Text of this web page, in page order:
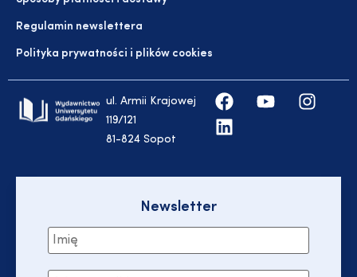
Regulamin newslettera
Polityka prywatności i plików cookies
ul. Armii Krajowej
119/121
81-824 Sopot
Newsletter